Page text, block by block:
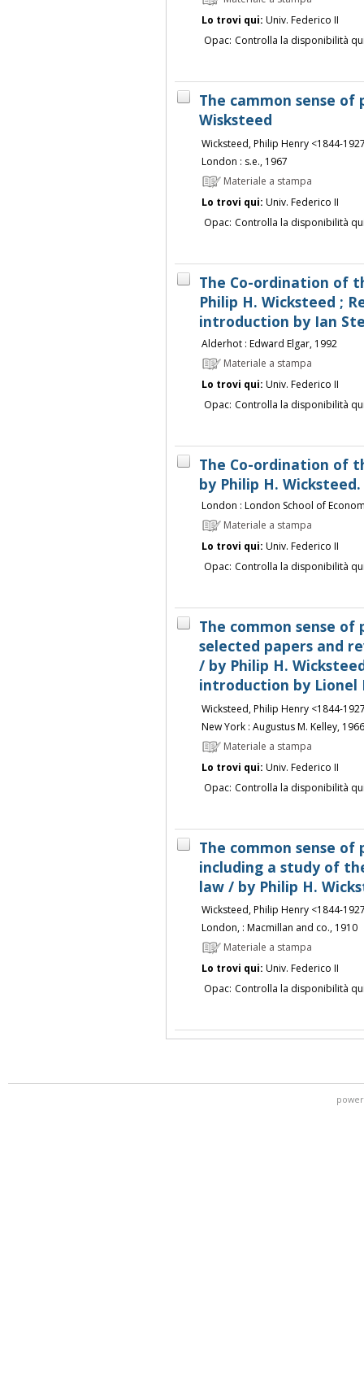
Lo trovi qui: Univ. Federico II
Opac: Controlla la disponibilità
The cammon sense
Wisksteed
Wicksteed, Philip Henry <1844-
London : s.e., 1967
Materiale a stampa
Lo trovi qui: Univ. Federico II
Opac: Controlla la disponibilità
The Co-ordination of
Philip H. Wicksteed ;
introduction by Ian
Alderhot : Edward Elgar, 1992
Materiale a stampa
Lo trovi qui: Univ. Federico II
Opac: Controlla la disponibilità
The Co-ordination of
by Philip H. Wicksteed.
London : London School of
Materiale a stampa
Lo trovi qui: Univ. Federico II
Opac: Controlla la disponibilità
The common sense
selected papers and
/ by Philip H.
introduction by Lionel
Wicksteed, Philip Henry <1844-
New York : Augustus M. Kelley, 1966
Materiale a stampa
Lo trovi qui: Univ. Federico II
Opac: Controlla la disponibilità
The common sense
including a study of
law / by Philip H.
Wicksteed, Philip Henry <1844-
London, : Macmillan and co., 1910
Materiale a stampa
Lo trovi qui: Univ. Federico II
Opac: Controlla la disponibilità